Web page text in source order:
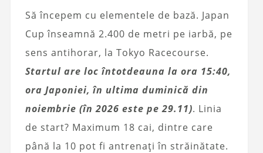
Să începem cu elementele de bază. Japan
Cup înseamnă 2.400 de metri pe iarbă, pe
sens antihorar, la Tokyo Racecourse.
Startul are loc întotdeauna la ora 15:40,
ora Japoniei, în ultima duminică din
noiembrie (în 2026 este pe 29.11). Linia
de start? Maximum 18 cai, dintre care
până la 10 pot fi antrenați în străinătate.